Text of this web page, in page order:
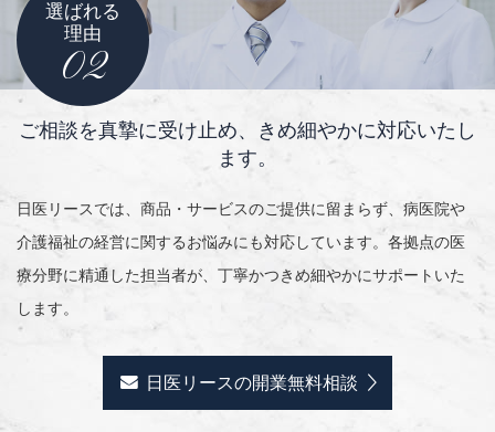
選ばれる
理由
02
ご相談を真摯に受け止め、きめ細やかに対応いたし
ます。
日医リースでは、商品・サービスのご提供に留まらず、病医院や
介護福祉の経営に関するお悩みにも対応しています。各拠点の医
療分野に精通した担当者が、丁寧かつきめ細やかにサポートいた
します。
日医リースの開業無料相談